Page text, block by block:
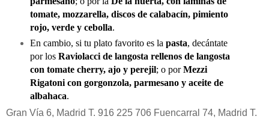
tomate, mozzarella, discos de calabacín, pimiento
rojo, verde y cebolla.
En cambio, si tu plato favorito es la pasta, decántate
por los Raviolacci de langosta rellenos de langosta
con tomate cherry, ajo y perejil; o porMezzi
Rigatoni con gorgonzola, parmesano y aceite de
albahaca.
Gran Vía 6, Madrid T. 916 225 706 Fuencarral 74, Madrid T.